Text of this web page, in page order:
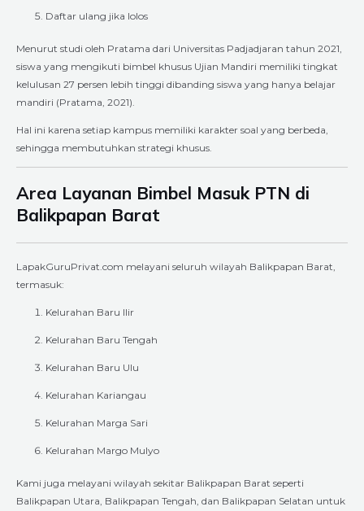
Daftar ulang jika lolos
Menurut studi oleh Pratama dari Universitas Padjadjaran tahun 2021,
siswa yang mengikuti bimbel khusus Ujian Mandiri memiliki tingkat
kelulusan 27 persen lebih tinggi dibanding siswa yang hanya belajar
mandiri (Pratama, 2021).
Hal ini karena setiap kampus memiliki karakter soal yang berbeda,
sehingga membutuhkan strategi khusus.
Area Layanan Bimbel Masuk PTN di
Balikpapan Barat
LapakGuruPrivat.com melayani seluruh wilayah Balikpapan Barat,
termasuk:
Kelurahan Baru Ilir
Kelurahan Baru Tengah
Kelurahan Baru Ulu
Kelurahan Kariangau
Kelurahan Marga Sari
Kelurahan Margo Mulyo
Kami juga melayani wilayah sekitar Balikpapan Barat seperti
Balikpapan Utara, Balikpapan Tengah, dan Balikpapan Selatan untuk